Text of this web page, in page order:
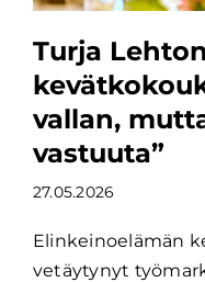
Turja
vallan,
vastuuta”
27.05.2026
Elinkeinoelämän
vetäytynyt